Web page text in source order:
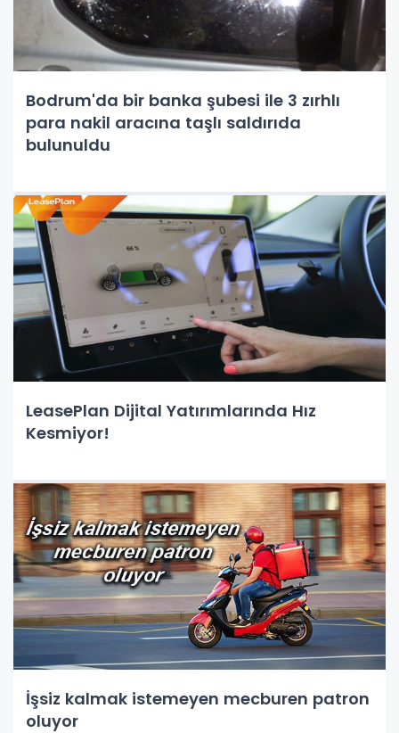
Bodrum'da bir banka şubesi ile 3 zırhlı
para nakil aracına taşlı saldırıda
bulunuldu
LeasePlan Dijital Yatırımlarında Hız
Kesmiyor!
İşsiz kalmak istemeyen mecburen patron
oluyor